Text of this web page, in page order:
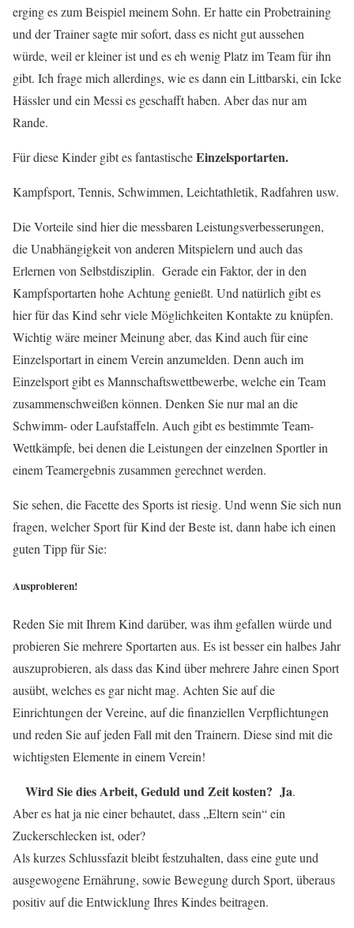
erging es zum Beispiel meinem Sohn. Er hatte ein Probetraining
und der Trainer sagte mir sofort, dass es nicht gut aussehen
würde, weil er kleiner ist und es eh wenig Platz im Team für ihn
gibt. Ich frage mich allerdings, wie es dann ein Littbarski, ein Icke
Hässler und ein Messi es geschafft haben. Aber das nur am
Rande.
Für diese Kinder gibt es fantastischeEinzelsportarten.
Kampfsport, Tennis, Schwimmen, Leichtathletik, Radfahren usw.
Die Vorteile sind hier die messbaren Leistungsverbesserungen,
die Unabhängigkeit von anderen Mitspielern und auch das
Erlernen von Selbstdisziplin. Gerade ein Faktor, der in den
Kampfsportarten hohe Achtung genießt. Und natürlich gibt es
hier für das Kind sehr viele Möglichkeiten Kontakte zu knüpfen.
Wichtig wäre meiner Meinung aber, das Kind auch für eine
Einzelsportart in einem Verein anzumelden. Denn auch im
Einzelsport gibt es Mannschaftswettbewerbe, welche ein Team
zusammenschweißen können. Denken Sie nur mal an die
Schwimm- oder Laufstaffeln. Auch gibt es bestimmte Team-
Wettkämpfe, bei denen die Leistungen der einzelnen Sportler in
einem Teamergebnis zusammen gerechnet werden.
Sie sehen, die Facette des Sports ist riesig. Und wenn Sie sich nun
fragen, welcher Sport für Kind der Beste ist, dann habe ich einen
guten Tipp für Sie:
Ausprobieren!
Reden Sie mit Ihrem Kind darüber, was ihm gefallen würde und
probieren Sie mehrere Sportarten aus. Es ist besser ein halbes Jahr
auszuprobieren, als dass das Kind über mehrere Jahre einen Sport
ausübt, welches es gar nicht mag. Achten Sie auf die
Einrichtungen der Vereine, auf die finanziellen Verpflichtungen
undreden Sie auf jeden Fall mit den Trainern. Diese sind mit die
wichtigsten Elemente in einem Verein!
Wird Sie dies Arbeit, Geduld und Zeit kosten? Ja.
Aber es hat ja nie einer behautet, dass „Eltern sein“ ein
Zuckerschlecken ist, oder?
Als kurzes Schlussfazit bleibt festzuhalten, dass eine gute und
ausgewogene Ernährung, sowie Bewegung durch Sport, überaus
positiv auf die Entwicklung Ihres Kindes beitragen.